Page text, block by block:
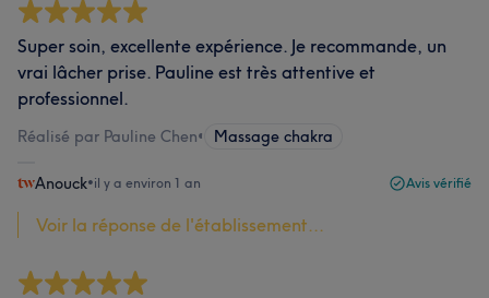
Super soin, excellente expérience. Je recommande, un
vrai lâcher prise. Pauline est très attentive et
professionnel.
Réalisé par Pauline Chen• Massage chakra
Anouck•il y a environ 1 an Avis vérifié
Voir la réponse de l'établissement...